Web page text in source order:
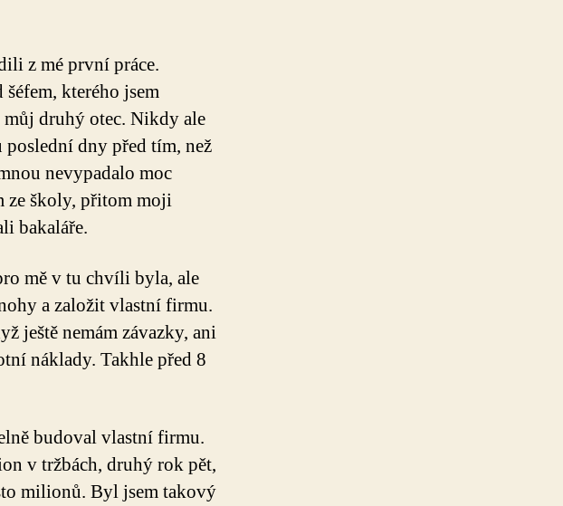
z mé první práce.
kterého jsem
druhý otec. Nikdy ale
dny před tím, než
nevypadalo moc
ze školy, přitom moji
bakaláře.
mě v tu chvíli byla, ale
a založit vlastní firmu.
ještě nemám závazky, ani
náklady. Takhle před 8
budoval vlastní firmu.
v tržbách, druhý rok pět,
milionů. Byl jsem takový